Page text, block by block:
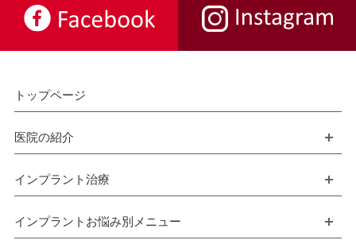
トップページ
医院の紹介
インプラント治療
インプラントお悩み別メニュー